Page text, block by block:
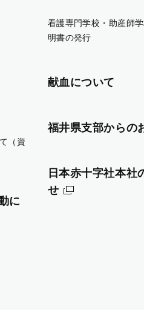
（資
に
看護専門学校・助産師
明書の発行
献血について
福井県支部からの
日本赤十字社本社
せ